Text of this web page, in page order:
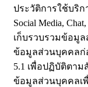
ประวัติการใช้บริก
Social Media,
เก็บรวบรวมข้อมู
ข้อมูลส่วนบุคคลก่
5.1 เพื่อปฏิบัติตา
ข้อมูลส่วนบุคคลเ